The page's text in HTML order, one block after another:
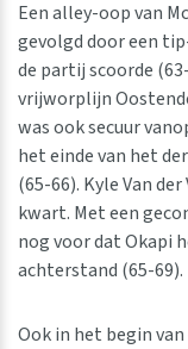
Een alley-oop van
gevolgd door een
de partij scoorde
vrijworplijn
was ook secuur
het einde van het
(65-66). Kyle Van
kwart. Met een
nog voor dat Okapi
achterstand (65-69).
Ook in het begin